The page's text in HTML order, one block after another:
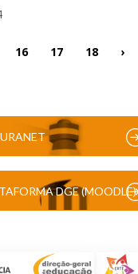
16 17 18 ›
DGE (MOODLE)